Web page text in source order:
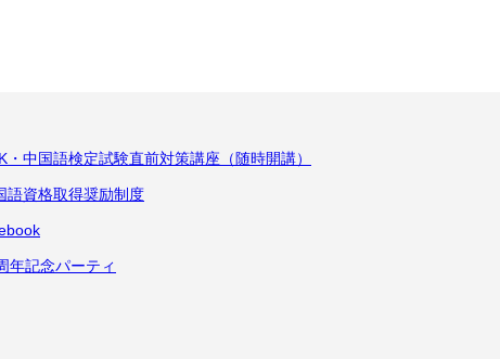
・中国語検定試験直前対策講座（随時開講）
語資格取得奨励制度
年記念パーティ